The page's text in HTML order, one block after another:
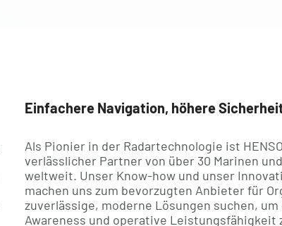
Einfachere Navigation, höhere
Als Pionier in der Radartechnologie ist
verlässlicher Partner von über 30 Marinen
weltweit. Unser Know-how und unser
machen uns zum bevorzugten Anbieter für
zuverlässige, moderne Lösungen suchen,
Awareness und operative Leistungsfähigkeit